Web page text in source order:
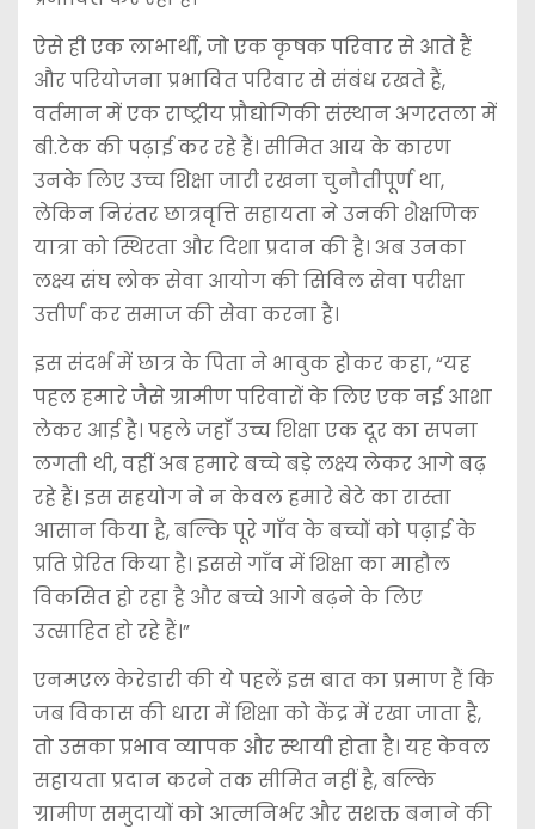
ऐसे ही एक लाभार्थी, जो एक कृषक परिवार से आते हैं
और परियोजना प्रभावित परिवार से संबंध रखते हैं,
वर्तमान में एक राष्ट्रीय प्रौद्योगिकी संस्थान अगरतला में
बी.टेक की पढ़ाई कर रहे हैं। सीमित आय के कारण
उनके लिए उच्च शिक्षा जारी रखना चुनौतीपूर्ण था,
लेकिन निरंतर छात्रवृत्ति सहायता ने उनकी शैक्षणिक
यात्रा को स्थिरता और दिशा प्रदान की है। अब उनका
लक्ष्य संघ लोक सेवा आयोग की सिविल सेवा परीक्षा
उत्तीर्ण कर समाज की सेवा करना है।
इस संदर्भ में छात्र के पिता ने भावुक होकर कहा, “यह
पहल हमारे जैसे ग्रामीण परिवारों के लिए एक नई आशा
लेकर आई है। पहले जहाँ उच्च शिक्षा एक दूर का सपना
लगती थी, वहीं अब हमारे बच्चे बड़े लक्ष्य लेकर आगे बढ़
रहे हैं। इस सहयोग ने न केवल हमारे बेटे का रास्ता
आसान किया है, बल्कि पूरे गाँव के बच्चों को पढ़ाई के
प्रति प्रेरित किया है। इससे गाँव में शिक्षा का माहौल
विकसित हो रहा है और बच्चे आगे बढ़ने के लिए
उत्साहित हो रहे हैं।”
एनमएल केरेडारी की ये पहलें इस बात का प्रमाण हैं कि
जब विकास की धारा में शिक्षा को केंद्र में रखा जाता है,
तो उसका प्रभाव व्यापक और स्थायी होता है। यह केवल
सहायता प्रदान करने तक सीमित नहीं है, बल्कि
ग्रामीण समुदायों को आत्मनिर्भर और सशक्त बनाने की